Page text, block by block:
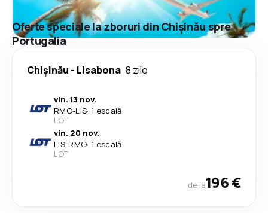
Oferte speciale la zboruri din Chișinău spre
Portugalia
Chișinău - Lisabona 8 zile
vin. 13 nov.
RMO-LIS· 1 escală
LOT
vin. 20 nov.
LIS-RMO· 1 escală
LOT
de la196 €